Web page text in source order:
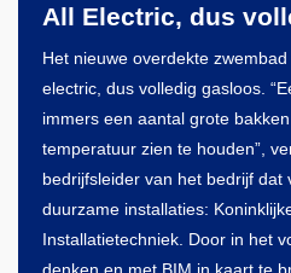
All Electric, dus
Het nieuwe overdekte
electric, dus volledig gasloos.
immers een aantal grote
temperatuur zien te houden”,
bedrijfsleider van het bedrijf dat
duurzame installaties:
Installatietechniek. Door in het